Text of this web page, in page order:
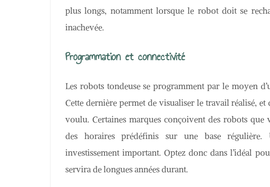
plus longs, notamment lorsque le robot doit se
inachevée.
Programmation et connectivité
Les robots tondeuse se programment par le moyen
Cette dernière permet de visualiser le travail réalisé,
voulu. Certaines marques conçoivent des robots
des horaires prédéfinis sur une base
investissement important. Optez donc dans l’idéal
servira de longues années durant.